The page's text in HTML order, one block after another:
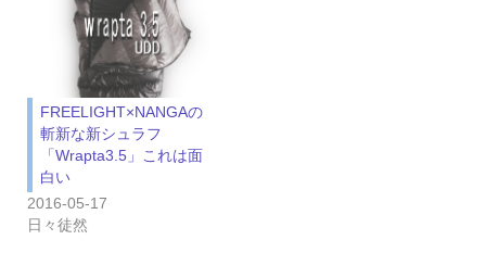
FREELIGHT×NANGAの
斬新な新シュラフ
「Wrapta3.5」これは面
白い
2016-05-17
日々徒然